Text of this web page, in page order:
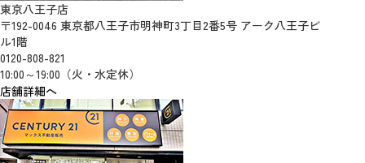
東京八王子店
〒192-0046 東京都八王子市明神町3丁目2番5号 アーク八王子ビ
ル1階
0120-808-821
10:00～19:00（火・水定休）
店舗詳細へ